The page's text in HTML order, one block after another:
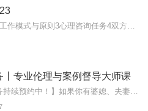
丨专业伦理与案例督导大师课